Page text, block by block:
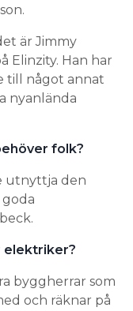
är Jimmy
Elinzity. Han har
till något annat
nyanlända
folk?
utnyttja den
goda
elektriker?
byggherrar som
och räknar på